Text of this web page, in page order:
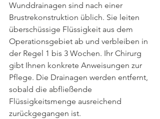
Wunddrainagen sind nach einer
Brustrekonstruktion üblich. Sie leiten
überschüssige Flüssigkeit aus dem
Operationsgebiet ab und verbleiben in
der Regel 1 bis 3 Wochen. Ihr Chirurg
gibt Ihnen konkrete Anweisungen zur
Pflege. Die Drainagen werden entfernt,
sobald die abfließende
Flüssigkeitsmenge ausreichend
zurückgegangen ist.